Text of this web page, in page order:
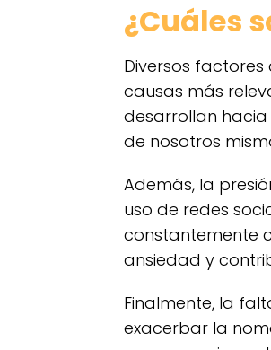
¿Cuáles
Diversos
causas más
desarrollan hacia
de nosotros
Además, la
uso de redes
constantemente
ansiedad y
Finalmente, la
exacerbar la